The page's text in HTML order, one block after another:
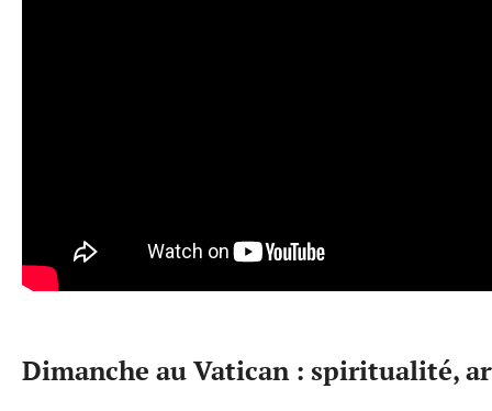
Dimanche au Vatican : spiritualité,